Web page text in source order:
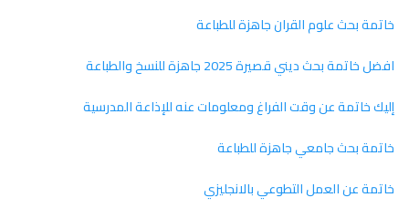
خاتمة بحث علوم القران جاهزة للطباعة
افضل خاتمة بحث ديني قصيرة 2025 جاهزة للنسخ والطباعة
إليك خاتمة عن وقت الفراغ ومعلومات عنه للإذاعة المدرسية
خاتمة بحث جامعي جاهزة للطباعة
خاتمة عن العمل التطوعي بالانجليزي